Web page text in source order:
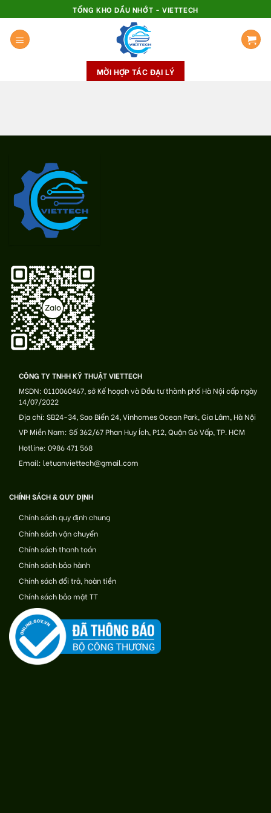
to
content
TỔNG KHO DẦU NHỚT - VIETTECH
MỜI HỢP TÁC ĐẠI LÝ
CÔNG TY TNHH KỸ THUẬT VIETTECH
MSDN: 0110060467, sở Kế hoạch và Đầu tư thành phố Hà Nội cấp ngày
14/07/2022
Địa chỉ: SB24-34, Sao Biển 24, Vinhomes Ocean Park, Gia Lâm, Hà Nội
VP Miền Nam: Số 362/67 Phan Huy Ích, P12, Quận Gò Vấp, TP. HCM
Hotline: 0986 471 568
Email: letuanviettech@gmail.com
CHÍNH SÁCH & QUY ĐỊNH
Chính sách quy định chung
Chính sách vận chuyển
Chính sách thanh toán
Chính sách bảo hành
Chính sách đổi trả, hoàn tiền
Chính sách bảo mật TT